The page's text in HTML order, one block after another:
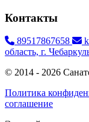
Контакты
89517867658
область, г.
© 2014 - 2026
Политика
соглашение